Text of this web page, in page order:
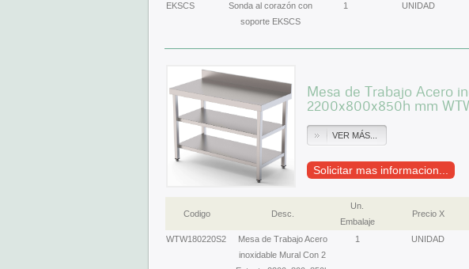
EKSCS
Sonda al corazón con
soporte EKSCS
1 UNIDAD
Mesa de Trabajo Acero
2200x800x850h mm
VER MÁS...
Solicitar mas informacion...
Codigo Desc.
Un.
Embalaje
Precio X
WTW180220S2
Mesa de Trabajo Acero
inoxidable Mural Con 2
1 UNIDAD